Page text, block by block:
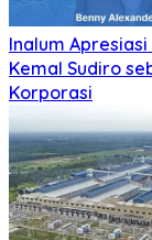
Inalum
Kemal Sudiro
Korporasi